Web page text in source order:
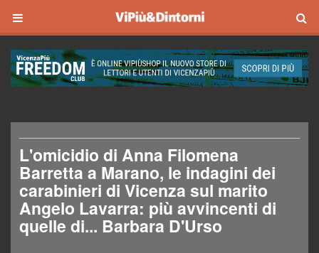
L'omicidio di Anna Filomena
Barretta a Marano, le indagini dei
carabinieri di Vicenza sul marito
Angelo Lavarra: più avvincenti di
quelle di... Barbara D'Urso